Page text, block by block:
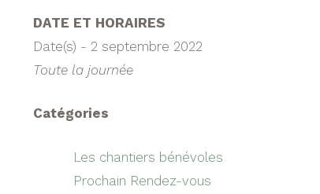
DATE ET HORAIRES
Date(s) - 2 septembre 2022
Toute la journée
Catégories
Les chantiers bénévoles
Prochain Rendez-vous